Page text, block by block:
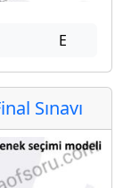
E
Sınavı